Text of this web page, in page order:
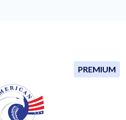
PREMIUM